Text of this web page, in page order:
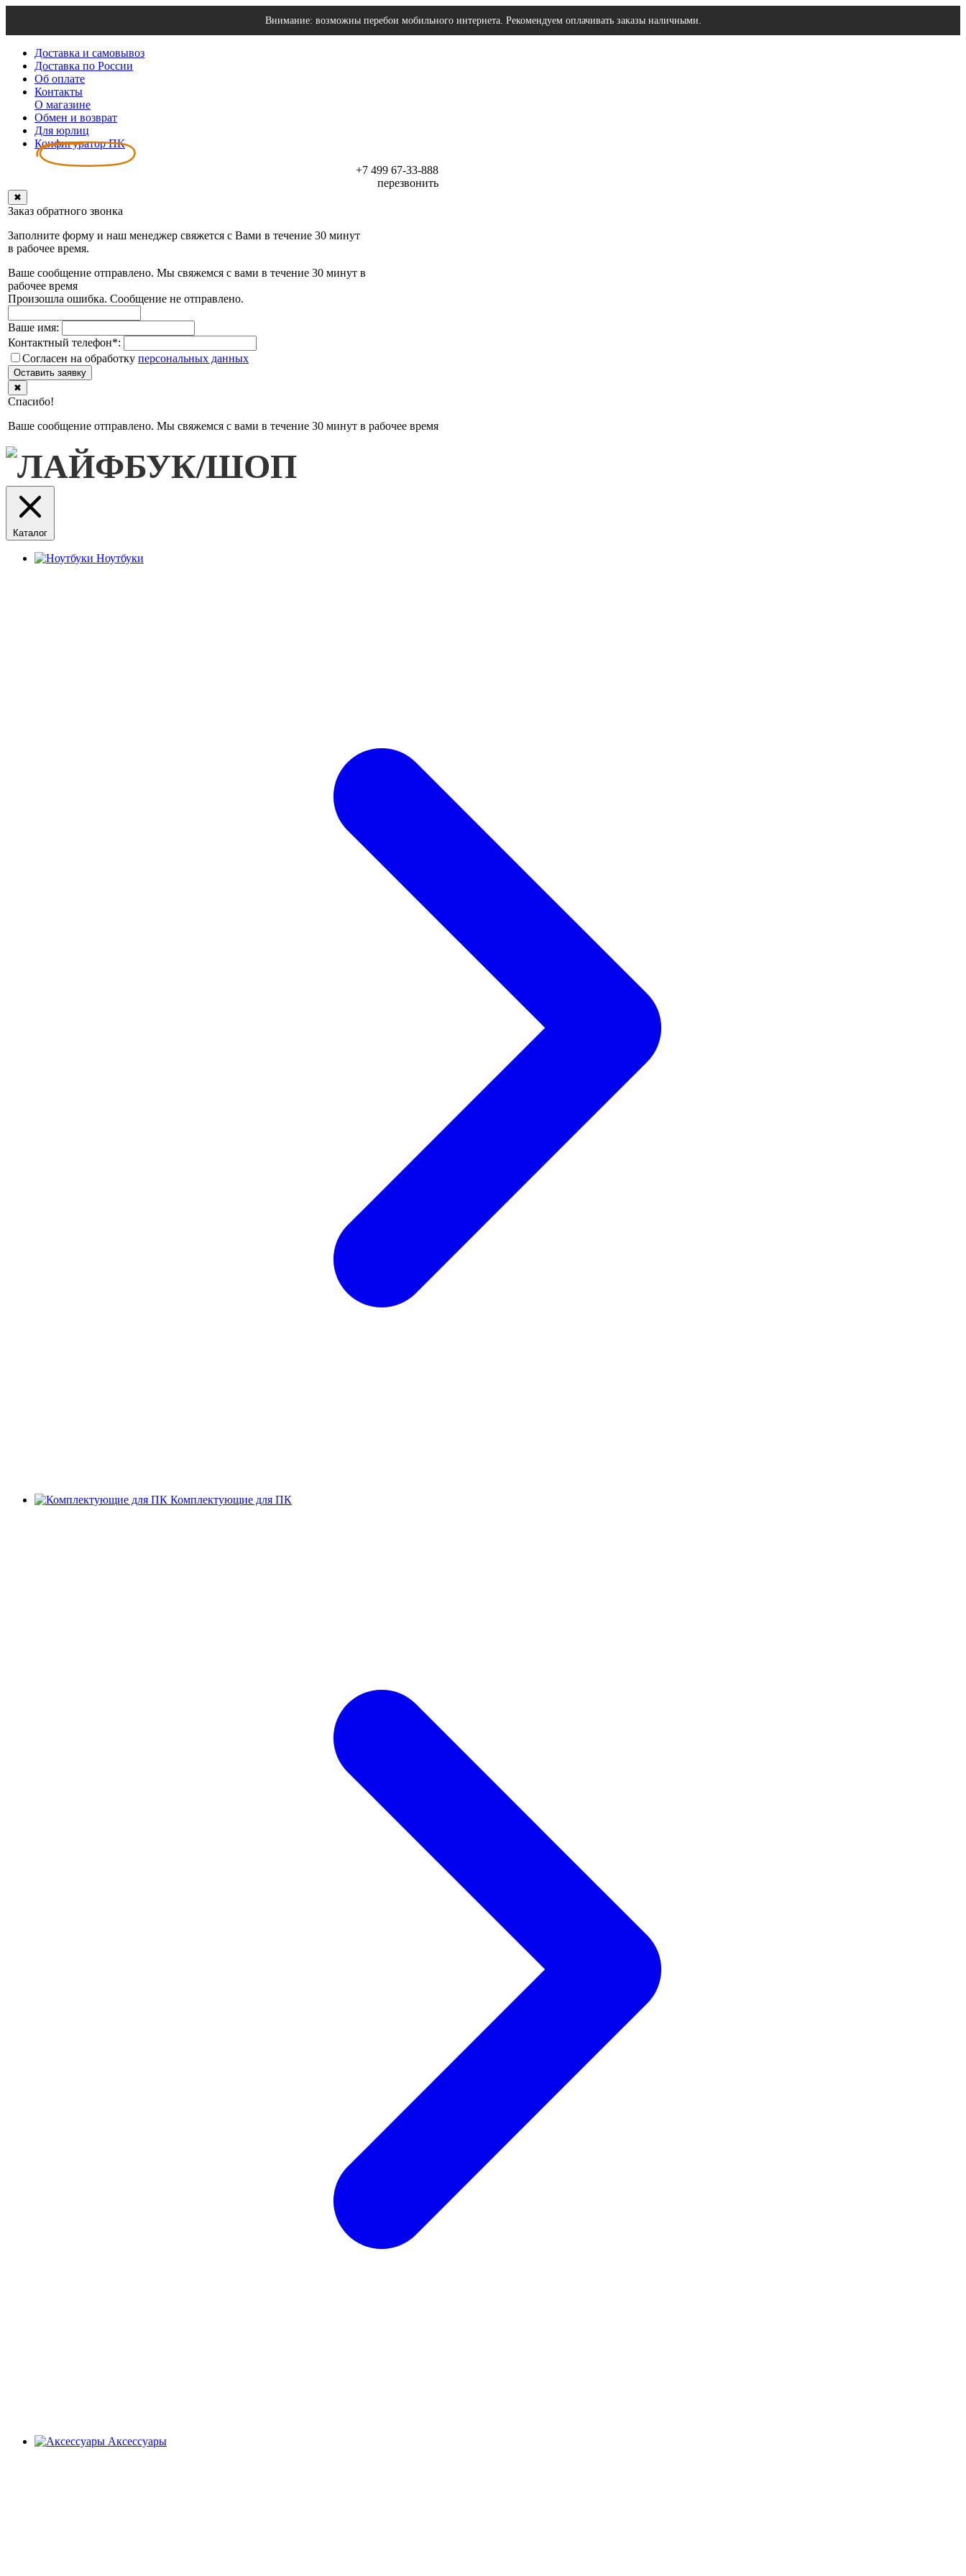
Внимание: возможны перебои мобильного интернета. Рекомендуем оплачивать заказы наличными.
Доставка и самовывоз
Доставка по России
Об оплате
Контакты
О магазине
Обмен и возврат
Для юрлиц
Конфигуратор ПК
+7 499 67-33-888
перезвонить
✖
Заказ обратного звонка
Заполните форму и наш менеджер свяжется с Вами в течение 30 минут
в рабочее время.
Ваше сообщение отправлено. Мы свяжемся с вами в течение 30 минут в
рабочее время
Произошла ошибка. Сообщение не отправлено.
Ваше имя:
Контактный телефон*:
Согласен на обработку персональныx данных
Оставить заявку
✖
Спасибо!
Ваше сообщение отправлено. Мы свяжемся с вами в течение 30 минут в рабочее время
Каталог
Ноутбуки
Комплектующие для ПК
Аксессуары